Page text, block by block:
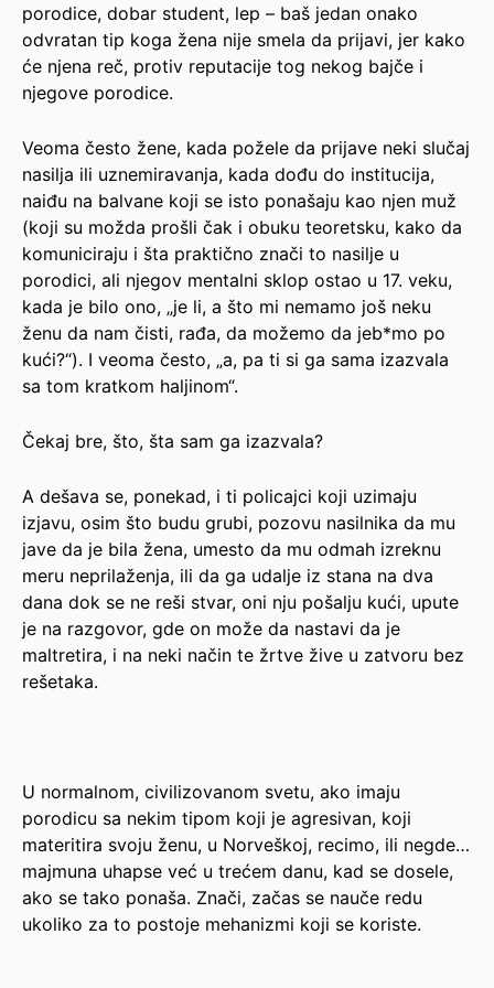
porodice, dobar student, lep – baš jedan onako
odvratan tip koga žena nije smela da prijavi, jer kako
će njena reč, protiv reputacije tog nekog bajče i
njegove porodice.
Veoma često žene, kada požele da prijave neki slučaj
nasilja ili uznemiravanja, kada dođu do institucija,
naiđu na balvane koji se isto ponašaju kao njen muž
(koji su možda prošli čak i obuku teoretsku, kako da
komuniciraju i šta praktično znači to nasilje u
porodici, ali njegov mentalni sklop ostao u 17. veku,
kada je bilo ono, „je li, a što mi nemamo još neku
ženu da nam čisti, rađa, da možemo da jeb*mo po
kući?“). I veoma često, „a, pa ti si ga sama izazvala
sa tom kratkom haljinom“.
Čekaj bre, što, šta sam ga izazvala?
A dešava se, ponekad, i ti policajci koji uzimaju
izjavu, osim što budu grubi, pozovu nasilnika da mu
jave da je bila žena, umesto da mu odmah izreknu
meru neprilaženja, ili da ga udalje iz stana na dva
dana dok se ne reši stvar, oni nju pošalju kući, upute
je na razgovor, gde on može da nastavi da je
maltretira, i na neki način te žrtve žive u zatvoru bez
rešetaka.
U normalnom, civilizovanom svetu, ako imaju
porodicu sa nekim tipom koji je agresivan, koji
materitira svoju ženu, u Norveškoj, recimo, ili negde…
majmuna uhapse već u trećem danu, kad se dosele,
ako se tako ponaša. Znači, začas se nauče redu
ukoliko za to postoje mehanizmi koji se koriste.